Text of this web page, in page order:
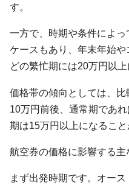
す。
一方で、時期や条件によ
ケースもあり、年末年始
どの繁忙期には20万円以
価格帯の傾向としては、
10万円前後、通常期であ
期は15万円以上になること
航空券の価格に影響する主
まず出発時期です。オース